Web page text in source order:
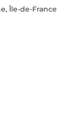
Île-de-France